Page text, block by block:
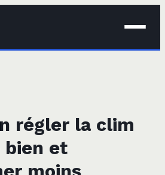
régler la clim
bien et